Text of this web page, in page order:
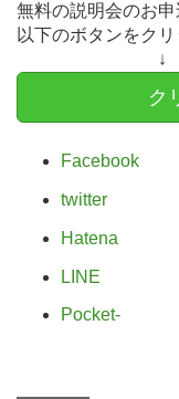
無料の説明会のお申
以下のボタンをク
↓
ク
Facebook
twitter
Hatena
LINE
Pocket-